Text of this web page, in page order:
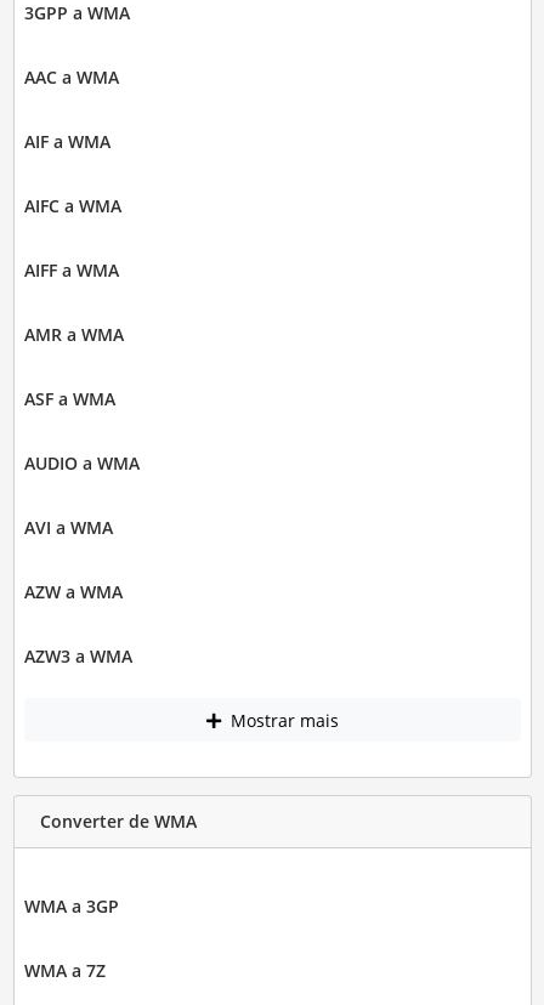
3GPP a WMA
AAC a WMA
AIF a WMA
AIFC a WMA
AIFF a WMA
AMR a WMA
ASF a WMA
AUDIO a WMA
AVI a WMA
AZW a WMA
AZW3 a WMA
Mostrar mais
Converter de WMA
WMA a 3GP
WMA a 7Z